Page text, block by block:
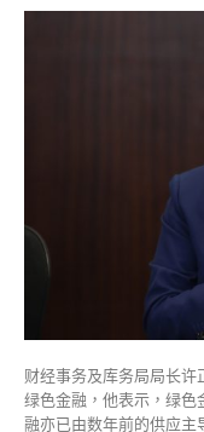
财经事务及库务局局长
绿色金融，他表示，绿
融亦已由数年前的供应主